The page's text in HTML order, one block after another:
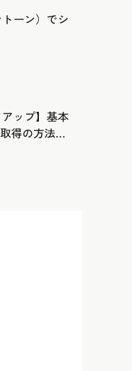
トーン）でシ
アップ】基本
得の方法ま